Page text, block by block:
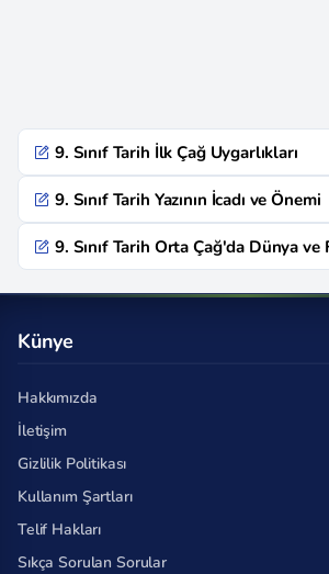
9. Sınıf Tarih İlk Çağ Uygarlıkları
9. Sınıf Tarih Yazının İcadı ve Önemi
9. Sınıf Tarih Orta Çağ'da Dünya ve
Künye
Hakkımızda
İletişim
Gizlilik Politikası
Kullanım Şartları
Telif Hakları
Sıkça Sorulan Sorular